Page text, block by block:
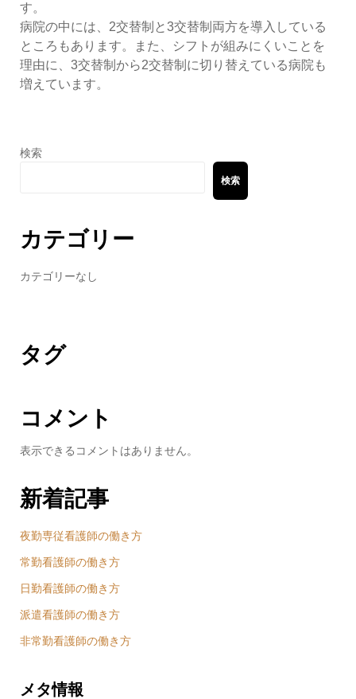
す。
病院の中には、2交替制と3交替制両方を導入している
ところもあります。また、シフトが組みにくいことを
理由に、3交替制から2交替制に切り替えている病院も
増えています。
検索
検索
カテゴリー
カテゴリーなし
タグ
コメント
表示できるコメントはありません。
新着記事
夜勤専従看護師の働き方
常勤看護師の働き方
日勤看護師の働き方
派遣看護師の働き方
非常勤看護師の働き方
メタ情報